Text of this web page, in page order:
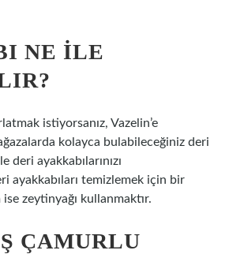
NE ILE
istiyorsanız, Vazelin’e
kolayca bulabileceğiniz deri
deri ayakkabılarınızı
ayakkabıları temizlemek için bir
zeytinyağı kullanmaktır.
ÇAMURLU